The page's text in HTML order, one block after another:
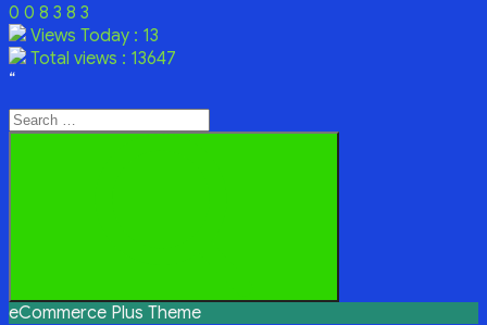
0 0 8 3 8 3
Views Today : 13
Total views : 13647
“
Search
for:
eCommerce Plus Theme